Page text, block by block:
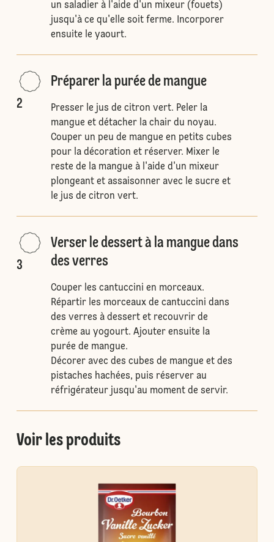
un saladier à l'aide d'un mixeur (fouets)
jusqu'à ce qu'elle soit ferme. Incorporer
ensuite le yaourt.
2
Préparer la purée de mangue
Presser le jus de citron vert. Peler la
mangue et détacher la chair du noyau.
Couper un peu de mangue en petits cubes
pour la décoration et réserver. Mixer le
reste de la mangue à l'aide d'un mixeur
plongeant et assaisonner avec le sucre et
le jus de citron vert.
3
Verser le dessert à la mangue dans
des verres
Couper les cantuccini en morceaux.
Répartir les morceaux de cantuccini dans
des verres à dessert et recouvrir de
crème au yogourt. Ajouter ensuite la
purée de mangue.
Décorer avec des cubes de mangue et des
pistaches hachées, puis réserver au
réfrigérateur jusqu'au moment de servir.
Voir les produits